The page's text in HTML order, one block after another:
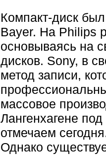
Компакт-диск
Bayer. На Philips
основываясь на
дисков. Sony, в
метод записи,
массовое
Лангенхагене
отмечаем
Однако